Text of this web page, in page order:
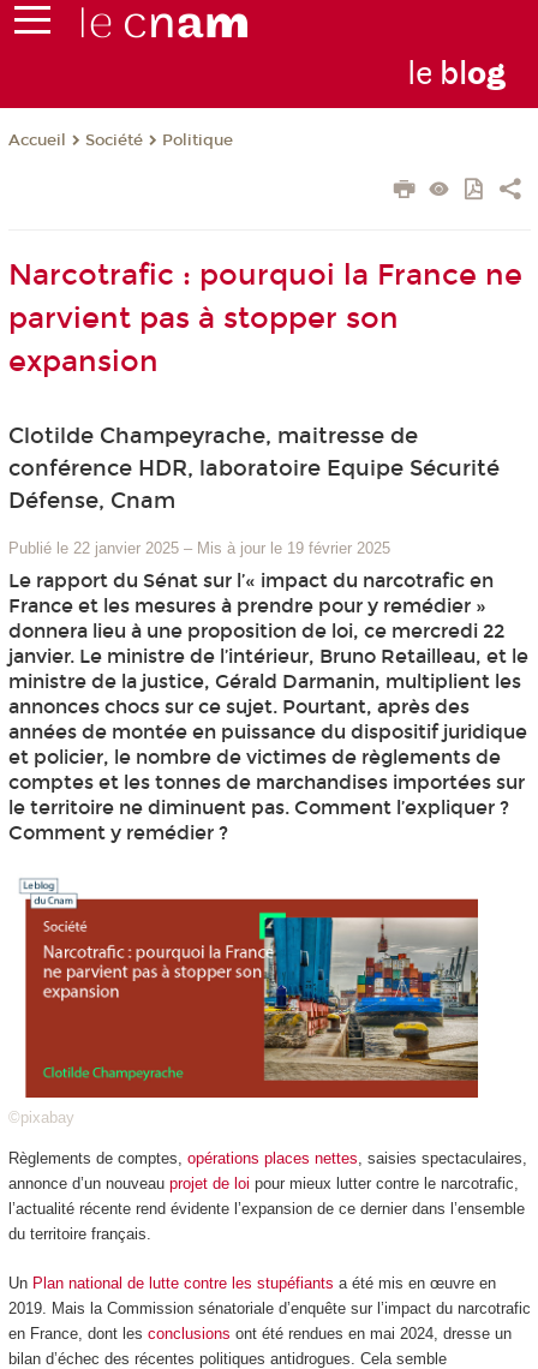
le blog
Accueil Société Politique
Narcotrafic : pourquoi la France ne
parvient pas à stopper son
expansion
Clotilde Champeyrache, maitresse de
conférence HDR, laboratoire Equipe Sécurité
Défense, Cnam
Publié le 22 janvier 2025 – Mis à jour le 19 février 2025
Le rapport du Sénat sur l’« impact du narcotrafic en
France et les mesures à prendre pour y remédier »
donnera lieu à une proposition de loi, ce mercredi 22
janvier. Le ministre de l’intérieur, Bruno Retailleau, et le
ministre de la justice, Gérald Darmanin, multiplient les
annonces chocs sur ce sujet. Pourtant, après des
années de montée en puissance du dispositif juridique
et policier, le nombre de victimes de règlements de
comptes et les tonnes de marchandises importées sur
le territoire ne diminuent pas. Comment l’expliquer ?
Comment y remédier ?
©pixabay
Règlements de comptes, opérations places nettes, saisies spectaculaires,
annonce d’un nouveau projet de loi pour mieux lutter contre le narcotrafic,
l’actualité récente rend évidente l’expansion de ce dernier dans l’ensemble
du territoire français.
Un Plan national de lutte contre les stupéfiants a été mis en œuvre en
2019. Mais la Commission sénatoriale d’enquête sur l’impact du narcotrafic
en France, dont les conclusions ont été rendues en mai 2024, dresse un
bilan d’échec des récentes politiques antidrogues. Cela semble